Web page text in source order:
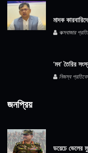
মাদক
কক্সবাজার
‘মব’ তৈরির
নিজস্ব
জনপ্রিয়
ডয়েচে ভেলের